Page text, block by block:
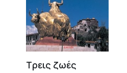
Τρεις ζωές